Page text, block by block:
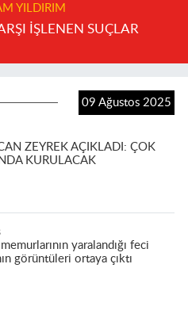
YILDIRIM
İŞLENEN SUÇLAR
09 Ağustos 2025
ZEYREK AÇIKLADI: ÇOK
KURULACAK
yaralandığı feci
görüntüleri ortaya çıktı